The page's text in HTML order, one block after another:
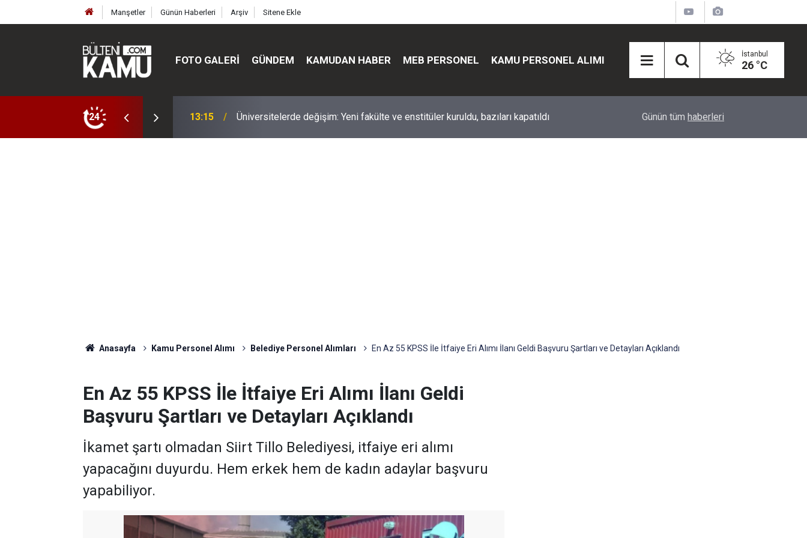
Manşetler Günün Haberleri Arşiv Sitene Ekle
FOTO GALERI GÜNDEM KAMUDAN HABER MEB PERSONEL KAMU PERSONEL ALIMI İstanbul
26 °C
24
ve enstitüler kuruldu, bazıları kapatıldı 13:00 MEB’de üst düzey değişim: Genel müdürler değişti, yeni isimler atandı Eğiti Bir Sen'den Kadınlar İçin Olay Teklif:
Günün tüm haberleri
Anasayfa Kamu Personel Alımı Belediye Personel Alımları En Az 55 KPSS İle İtfaiye Eri Alımı İlanı Geldi Başvuru Şartları ve Detayları Açıklandı
En Az 55 KPSS İle İtfaiye Eri Alımı İlanı Geldi
Başvuru Şartları ve Detayları Açıklandı
İkamet şartı olmadan Siirt Tillo Belediyesi, itfaiye eri alımı
yapacağını duyurdu. Hem erkek hem de kadın adaylar başvuru
yapabiliyor.